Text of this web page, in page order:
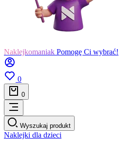
Naklejkomaniak Pomogę Ci wybrać!
0
0
Wyszukaj produkt
Naklejki dla dzieci